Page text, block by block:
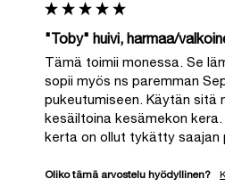
"Toby" huivi, harmaa/
Tämä toimii monessa. Se
sopii myös ns paremman
pukeutumiseen. Käytän sitä
kesäiltoina kesämekon kera.
kerta on ollut tykätty saajan
Oliko tämä arvostelu hyödyllinen?